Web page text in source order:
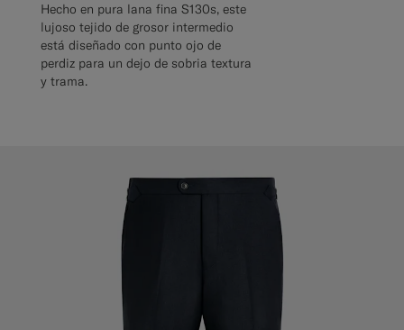
Hecho en pura lana fina S130s, este
lujoso tejido de grosor intermedio
está diseñado con punto ojo de
perdiz para un dejo de sobria textura
y trama.